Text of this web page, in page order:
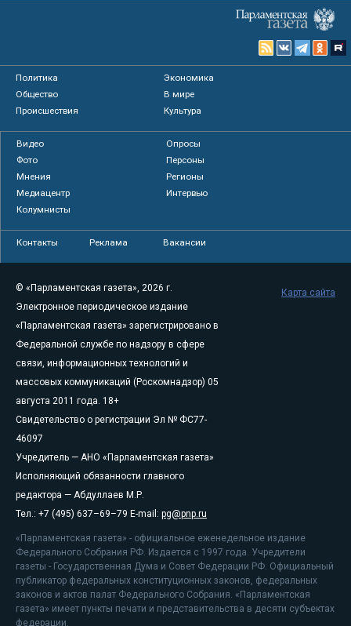
Политика
Экономика
Общество
В мире
Происшествия
Культура
Видео
Опросы
Фото
Персоны
Мнения
Регионы
Медиацентр
Интервью
Колумнисты
Контакты Реклама Вакансии
© «Парламентская газета», 2026 г.
Электронное периодическое издание
«Парламентская газета» зарегистрировано в
Федеральной службе по надзору в сфере
связи, информационных технологий и
массовых коммуникаций (Роскомнадзор) 05
августа 2011 года. 18+
Свидетельство о регистрации Эл № ФС77-
46097
Учредитель — АНО «Парламентская газета»
Исполняющий обязанности главного
редактора — Абдуллаев М.Р.
Тел.: +7 (495) 637–69–79 E-mail: pg@pnp.ru
«Парламентская газета» - официальное еженедельное издание
Федерального Собрания РФ. Издается с 1997 года. Учредители
газеты - Государственная Дума и Совет Федерации РФ. Официальный
публикатор федеральных конституционных законов, федеральных
законов и актов палат Федерального Собрания. «Парламентская
газета» имеет пункты печати и представительства в десяти субъектах
федерации.
Карта сайта